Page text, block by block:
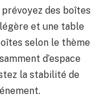
prévoyez des boîtes
et une table
selon le thème
d’espace
la stabilité de